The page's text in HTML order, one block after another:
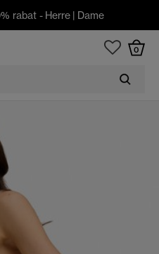
rabat - Herre | Dame
0